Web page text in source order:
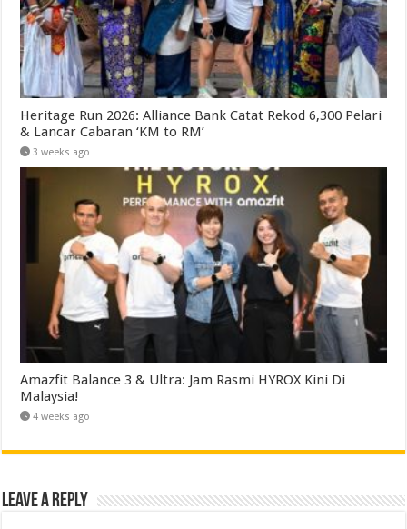
Heritage Run 2026: Alliance Bank Catat Rekod 6,300 Pelari
& Lancar Cabaran ‘KM to RM’
3 weeks ago
Amazfit Balance 3 & Ultra: Jam Rasmi HYROX Kini Di
Malaysia!
4 weeks ago
Leave a Reply